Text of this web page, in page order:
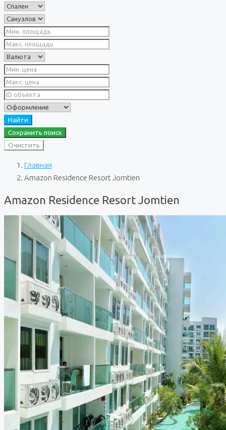
Найти
Сохранить поиск
Очистить
Главная
Amazon Residence Resort Jomtien
Amazon Residence Resort Jomtien